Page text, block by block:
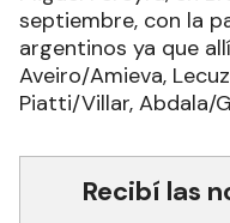
septiembre, con la
argentinos ya que
Aveiro/Amieva,
Piatti/Villar, Abdala/
Recibí las